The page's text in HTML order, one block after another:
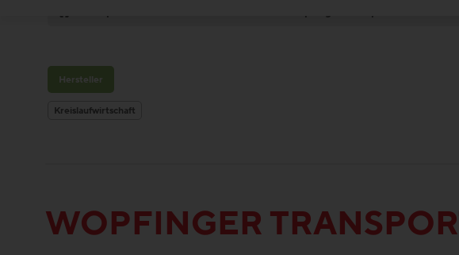
Hersteller
Kreislaufwirtschaft
WOPFINGER